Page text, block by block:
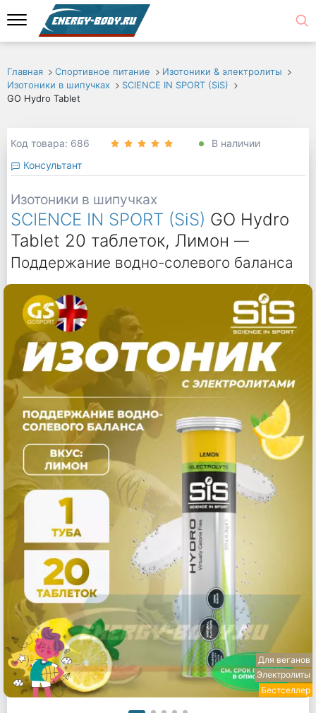
Главная Спортивное питание
Изотоники & электролиты
Изотоники в шипучках
SCIENCE IN SPORT (SiS)
GO Hydro Tablet
Код товара: 686
В наличии
Консультант
Изотоники в шипучках
SCIENCE IN SPORT (SiS) GO Hydro
Tablet 20 таблеток, Лимон —
Поддержание водно-солевого баланса
Для веганов
Электролиты
Бестселлер